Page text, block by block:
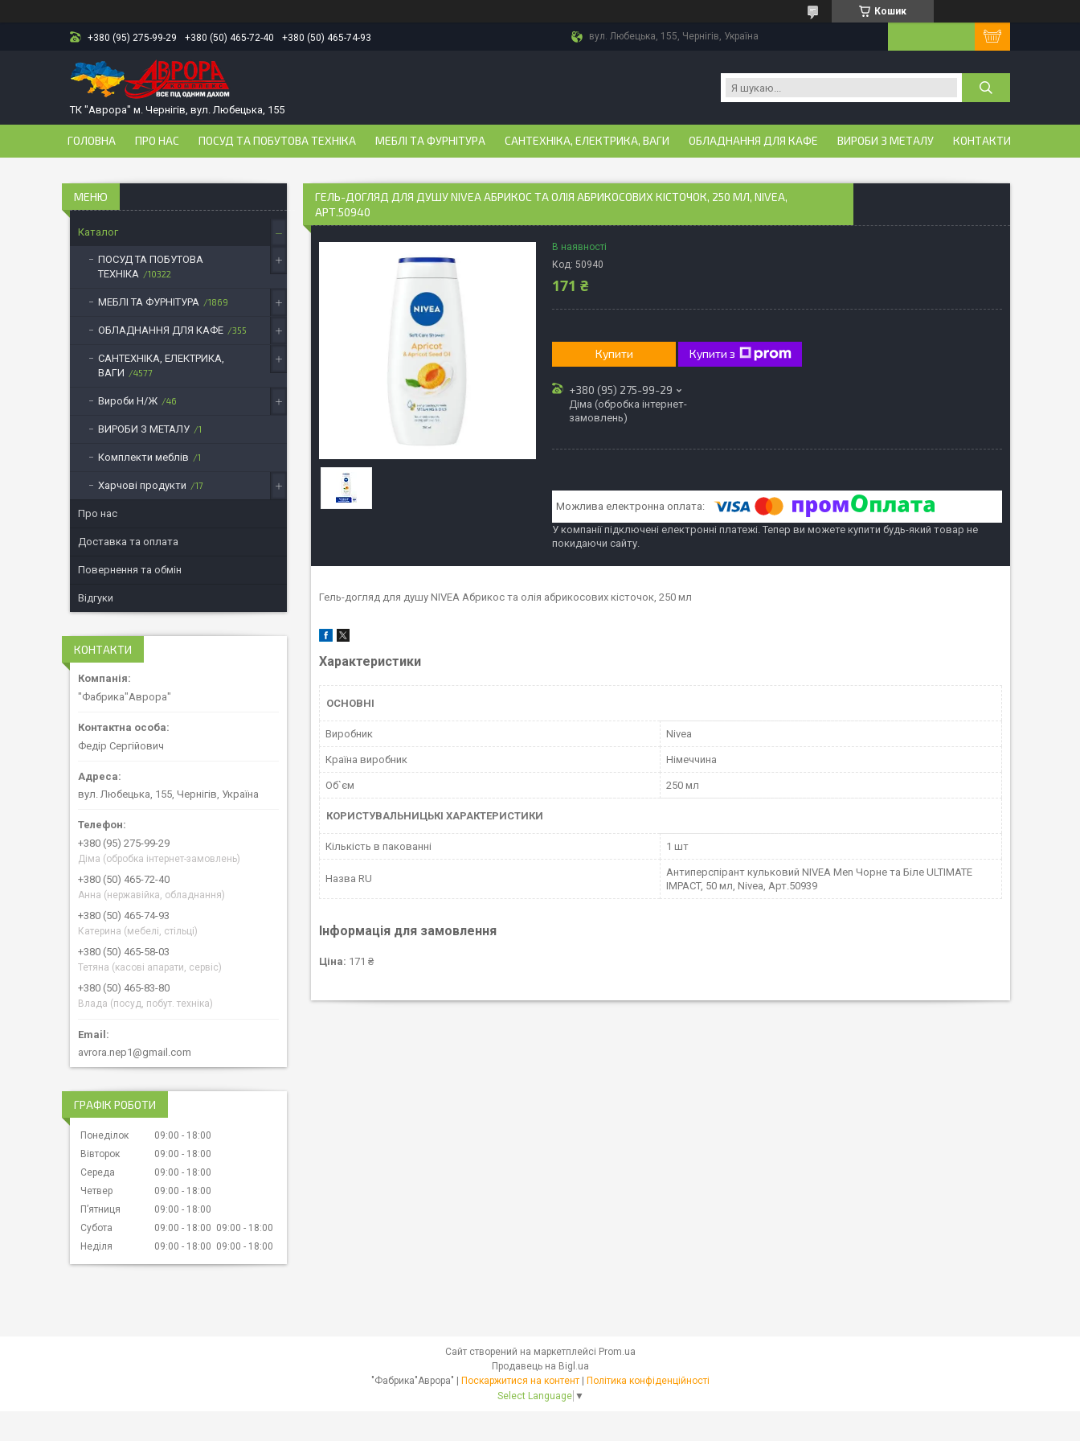
Кошик
+380 (95) 275-99-29 +380 (50) 465-72-40 +380 (50) 465-74-93 вул. Любецька, 155, Чернігів, Україна
ТК "Аврора" м. Чернігів, вул. Любецька, 155
ГОЛОВНА ПРО НАС ПОСУД ТА ПОБУТОВА ТЕХНІКА МЕБЛІ ТА ФУРНІТУРА САНТЕХНІКА, ЕЛЕКТРИКА, ВАГИ ОБЛАДНАННЯ ДЛЯ КАФЕ ВИРОБИ З МЕТАЛУ КОНТАКТИ
ГЕЛЬ-ДОГЛЯД ДЛЯ ДУШУ NIVEA АБРИКОС ТА ОЛІЯ АБРИКОСОВИХ КІСТОЧОК, 250 МЛ, NIVEA,
АРТ.50940
В наявності
Код: 50940
171 ₴
Купити Купити з
+380 (95) 275-99-29
Діма (обробка інтернет-
замовлень)
У компанії підключені електронні платежі. Тепер ви можете купити будь-який товар не
покидаючи сайту.
Гель-догляд для душу NIVEA Абрикос та олія абрикосових кісточок, 250 мл
Характеристики
ОСНОВНІ
Виробник Nivea
Країна виробник Німеччина
Об`єм 250 мл
КОРИСТУВАЛЬНИЦЬКІ ХАРАКТЕРИСТИКИ
Кількість в пакованні 1 шт
Назва RU
Антиперспірант кульковий NIVEA Men Чорне та Біле ULTIMATE
IMPACT, 50 мл, Nivea, Арт.50939
Інформація для замовлення
Ціна: 171 ₴
Каталог
ПОСУД ТА ПОБУТОВА
ТЕХНІКА
10322
МЕБЛІ ТА ФУРНІТУРА 1869
ОБЛАДНАННЯ ДЛЯ КАФЕ 355
САНТЕХНІКА, ЕЛЕКТРИКА,
ВАГИ
4577
Вироби Н/Ж 46
ВИРОБИ З МЕТАЛУ 1
Комплекти меблів 1
Харчові продукти 17
Про нас
Доставка та оплата
Повернення та обмін
Відгуки
КОНТАКТИ
"Фабрика"Аврора"
Федір Сергійович
вул. Любецька, 155, Чернігів, Україна
+380 (95) 275-99-29
Діма (обробка інтернет-замовлень)
+380 (50) 465-72-40
Анна (нержавійка, обладнання)
+380 (50) 465-74-93
Катерина (мебелі, стільці)
+380 (50) 465-58-03
Тетяна (касові апарати, сервіс)
+380 (50) 465-83-80
Влада (посуд, побут. техніка)
avrora.nep1@gmail.com
ГРАФІК РОБОТИ
Понеділок 09:00
18:00
Вівторок
09:00
18:00
Середа
09:00
18:00
Четвер
09:00
18:00
Пʼятниця
09:00
18:00
Субота
09:00 18:00 09:00
18:00
Неділя
09:00 18:00 09:00 18:00
Сайт створений на маркетплейсі Prom.ua
Продавець на Bigl.ua
Поскаржитися на контент
Політика конфіденційності
Select Language ▼